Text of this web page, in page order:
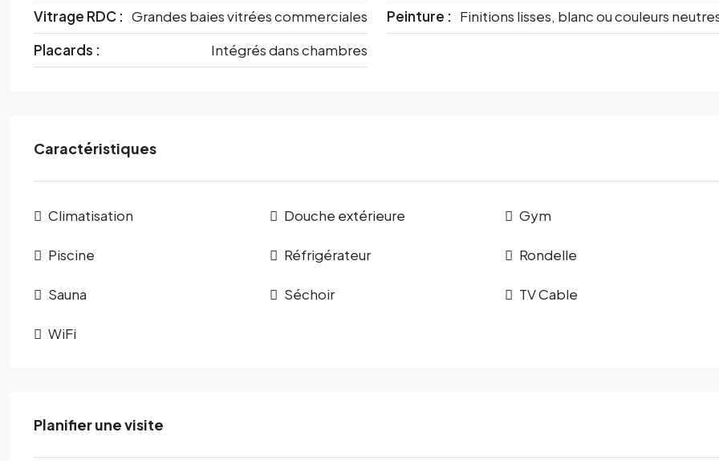
Vitrage RDC : Grandes baies vitrées commerciales Peinture : Finitions lisses, blanc ou couleurs
Placards :
Intégrés dans chambres
Caractéristiques
Climatisation Douche extérieure Gym
Piscine Réfrigérateur Rondelle
Sauna Séchoir TV Cable
WiFi
Planifier une visite